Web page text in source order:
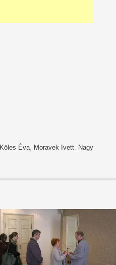
Köles Éva Moravek Ivett
Nagy